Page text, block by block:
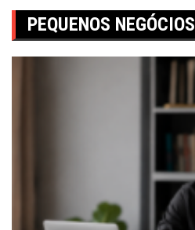
PEQUENOS NEGÓCIOS